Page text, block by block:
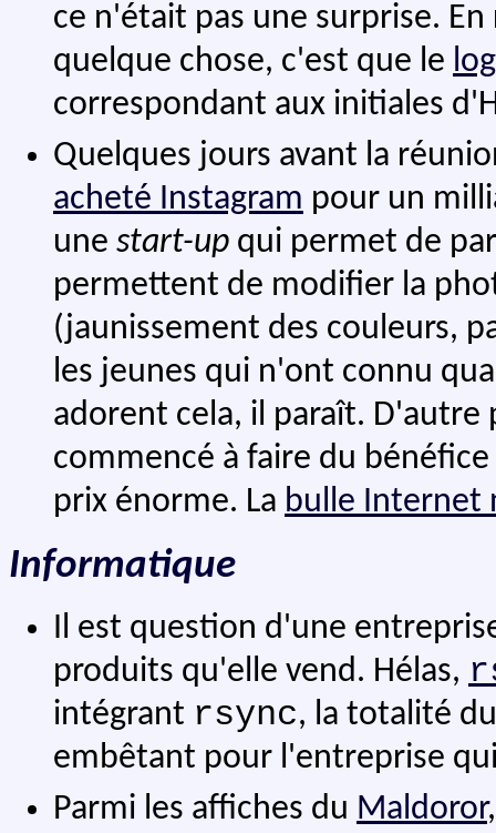
ce n'était pas une surprise.
quelque chose, c'est que le
correspondant aux initiales
Quelques jours avant la
acheté Instagram pour un
une start-up qui permet de
permettent de modifier la
(jaunissement des couleurs,
les jeunes qui n'ont connu
adorent cela, il paraît.
commencé à faire du
prix énorme. La bulle Internet
Informatique
Il est question d'une
produits qu'elle vend. Hélas,
intégrant rsync, la totalité
embêtant pour l'entreprise
Parmi les affiches du Maldoror